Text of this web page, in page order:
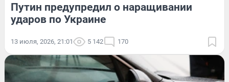
Путин предупредил о наращивании
ударов по Украине
13 июля, 2026, 21:01 5 142 170